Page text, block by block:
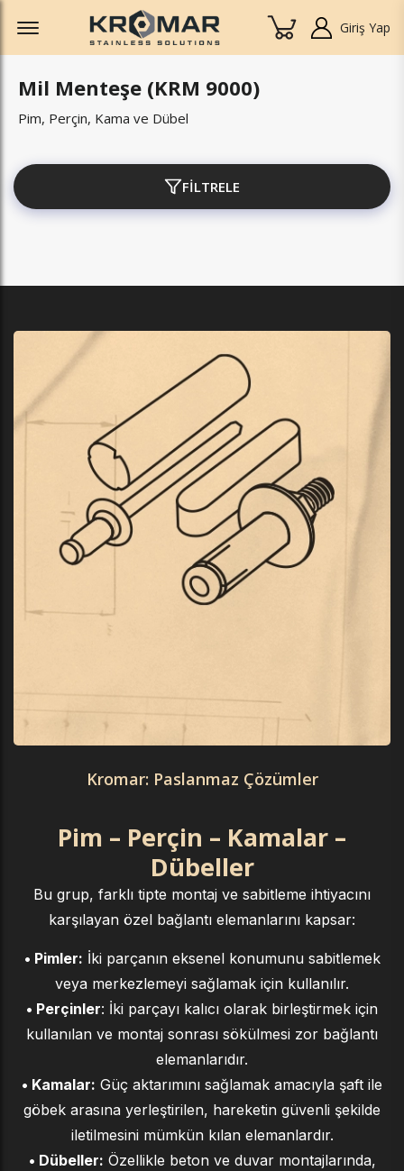
Offcanvas Menu Open
Giriş Yap
Mil Menteşe (KRM 9000)
Pim, Perçin, Kama ve Dübel
FİLTRELE
Kromar: Paslanmaz Çözümler
Pim – Perçin – Kamalar –
Dübeller
Bu grup, farklı tipte montaj ve sabitleme ihtiyacını
karşılayan özel bağlantı elemanlarını kapsar:
• Pimler: İki parçanın eksenel konumunu sabitlemek
veya merkezlemeyi sağlamak için kullanılır.
• Perçinler: İki parçayı kalıcı olarak birleştirmek için
kullanılan ve montaj sonrası sökülmesi zor bağlantı
elemanlarıdır.
• Kamalar: Güç aktarımını sağlamak amacıyla şaft ile
göbek arasına yerleştirilen, hareketin güvenli şekilde
iletilmesini mümkün kılan elemanlardır.
• Dübeller: Özellikle beton ve duvar montajlarında,